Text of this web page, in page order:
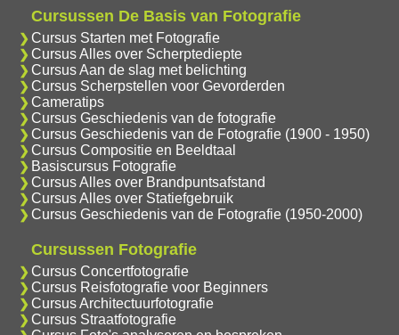
Cursussen De Basis van Fotografie
Cursus Starten met Fotografie
Cursus Alles over Scherptediepte
Cursus Aan de slag met belichting
Cursus Scherpstellen voor Gevorderden
Cameratips
Cursus Geschiedenis van de fotografie
Cursus Geschiedenis van de Fotografie (1900 - 1950)
Cursus Compositie en Beeldtaal
Basiscursus Fotografie
Cursus Alles over Brandpuntsafstand
Cursus Alles over Statiefgebruik
Cursus Geschiedenis van de Fotografie (1950-2000)
Cursussen Fotografie
Cursus Concertfotografie
Cursus Reisfotografie voor Beginners
Cursus Architectuurfotografie
Cursus Straatfotografie